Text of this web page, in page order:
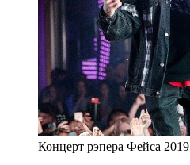
Концерт рэпера Фейса 2019